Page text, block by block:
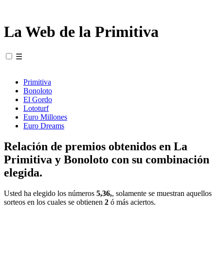
La Web de la Primitiva
☰
Primitiva
Bonoloto
El Gordo
Lototurf
Euro Millones
Euro Dreams
Relación de premios obtenidos en La
Primitiva y Bonoloto con su combinación
elegida.
Usted ha elegido los números 5,36,, solamente se muestran aquellos
sorteos en los cuales se obtienen 2 ó más aciertos.